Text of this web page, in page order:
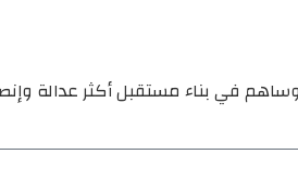
في بناء مستقبل أكثر عدالة